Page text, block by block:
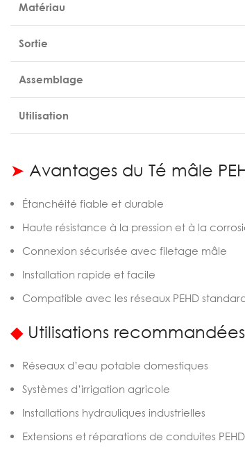
Matériau
Sortie
Assemblage
Utilisation
➤ Avantages du Té mâle
Étanchéité fiable et durable
Haute résistance à la pression et à la
Connexion sécurisée avec filetage mâle
Installation rapide et facile
Compatible avec les réseaux PEHD
◆Utilisations recommandées
Réseaux d’eau potable domestiques
Systèmes d’irrigation agricole
Installations hydrauliques industrielles
Extensions et réparations de conduites PEHD